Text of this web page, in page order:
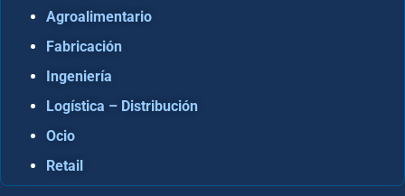
Agroalimentario
Fabricación
Ingeniería
Logística – Distribución
Ocio
Retail